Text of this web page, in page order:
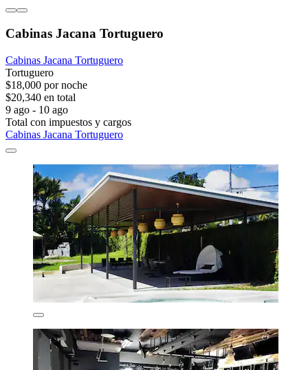
Cabinas Jacana Tortuguero
Cabinas Jacana Tortuguero
Tortuguero
$18,000 por noche
$20,340 en total
9 ago - 10 ago
Total con impuestos y cargos
Cabinas Jacana Tortuguero